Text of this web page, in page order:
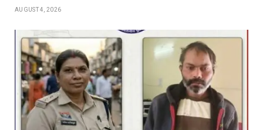
AUGUST 4, 2026